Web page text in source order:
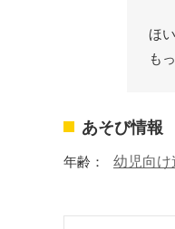
ほ
も
あそび情報
年齢： 幼児向け